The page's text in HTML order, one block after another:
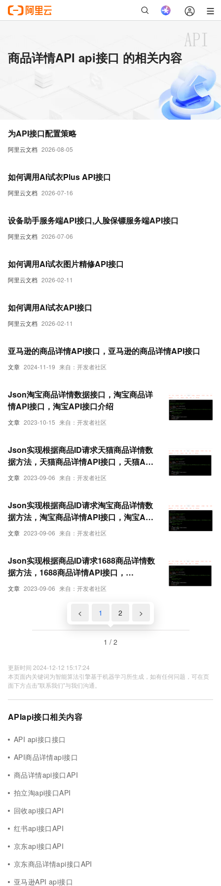
商品详情API api接口 的相关内容
阿里云文档 2026-08-05
为API接口配置策略
阿里云文档 2026-07-16
如何调用AI试衣Plus API接口
阿里云文档 2026-07-06
设备助手服务端API接口,人脸保镖服务端API接口
阿里云文档 2026-02-11
如何调用AI试衣图片精修API接口
阿里云文档 2026-02-11
如何调用AI试衣API接口
文章 2024-11-19 来自：开发者社区
亚马逊的商品详情API接口，亚马逊的商品详情API接口
文章 2023-10-15 来自：开发者社区
Json淘宝商品详情数据接口，淘宝商品详
情API接口，淘宝API接口介绍
文章 2023-09-06 来自：开发者社区
Json实现根据商品ID请求天猫商品详情数
据方法，天猫商品详情API接口，天猫API
接口申请指南
文章 2023-09-06 来自：开发者社区
Json实现根据商品ID请求淘宝商品详情数
据方法，淘宝商品详情API接口，淘宝API
接口申请指南
文章 2023-09-06 来自：开发者社区
Json实现根据商品ID请求1688商品详情数
据方法，1688商品详情API接口，
1688API接口申请指南
< 1 2 >
1 / 2
更新时间 2024-12-12 15:17:24
本页面内关键词为智能算法引擎基于机器学习所生成，如有任何问题，可在页
面下方点击"联系我们"与我们沟通。
APIapi接口相关内容
API api接口接口
API商品详情api接口
商品详情api接口API
拍立淘api接口API
回收api接口API
红书api接口API
京东api接口API
京东商品详情api接口API
亚马逊API api接口